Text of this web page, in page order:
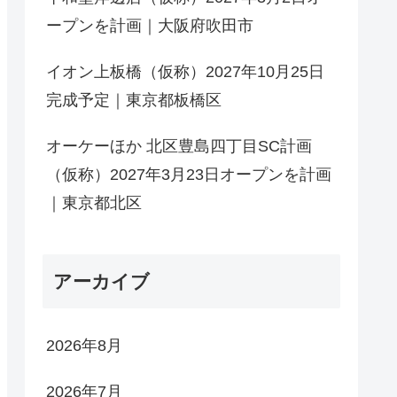
ープンを計画｜大阪府吹田市
イオン上板橋（仮称）2027年10月25日
完成予定｜東京都板橋区
オーケーほか 北区豊島四丁目SC計画
（仮称）2027年3月23日オープンを計画
｜東京都北区
アーカイブ
2026年8月
2026年7月